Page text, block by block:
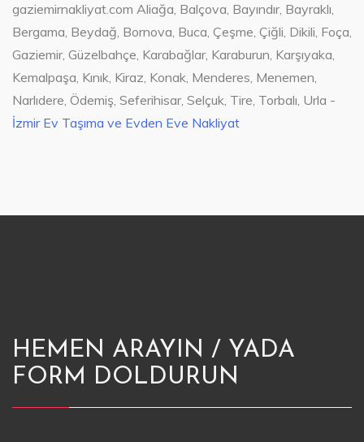
gaziemirnakliyat.com Aliağa, Balçova, Bayındır, Bayraklı,
Bergama, Beydağ, Bornova, Buca, Çeşme, Çiğli, Dikili, Foça,
Gaziemir, Güzelbahçe, Karabağlar, Karaburun, Karşıyaka,
Kemalpaşa, Kınık, Kiraz, Konak, Menderes, Menemen,
Narlıdere, Ödemiş, Seferihisar, Selçuk, Tire, Torbalı, Urla -
İzmir Ev Taşıma ve Evden Eve Nakliyat
HEMEN ARAYIN / YADA
FORM DOLDURUN